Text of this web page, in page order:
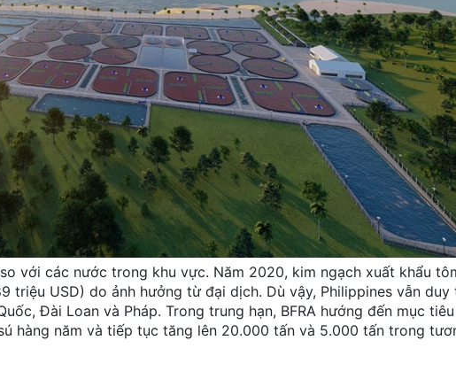
với các nước trong khu vực. Năm 2020, kim ngạch xuất khẩu
triệu USD) do ảnh hưởng từ đại dịch. Dù vậy, Philippines vẫn duy
Đài Loan và Pháp. Trong trung hạn, BFRA hướng đến mục
hàng năm và tiếp tục tăng lên 20.000 tấn và 5.000 tấn trong